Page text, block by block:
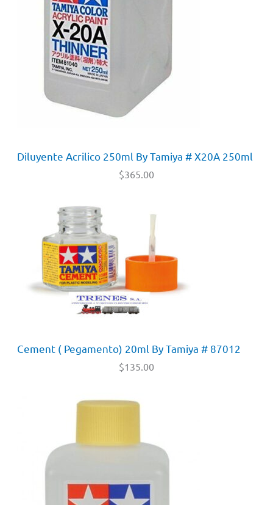
Diluyente Acrilico 250ml By Tamiya # X20A 250ml
$365.00
Cement ( Pegamento) 20ml By Tamiya # 87012
$135.00